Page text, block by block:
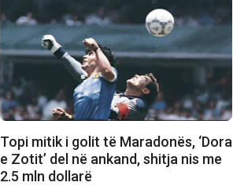
Topi mitik i golit të Maradonës, ‘Dora
e Zotit’ del në ankand, shitja nis me
2.5 mln dollarë